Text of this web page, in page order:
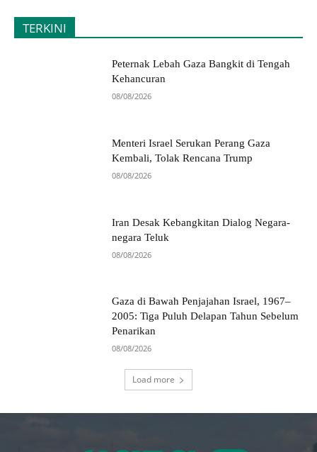
TERKINI
Peternak Lebah Gaza Bangkit di Tengah
Kehancuran
08/08/2026
Menteri Israel Serukan Perang Gaza
Kembali, Tolak Rencana Trump
08/08/2026
Iran Desak Kebangkitan Dialog Negara-
negara Teluk
08/08/2026
Gaza di Bawah Penjajahan Israel, 1967–
2005: Tiga Puluh Delapan Tahun Sebelum
Penarikan
08/08/2026
Load more